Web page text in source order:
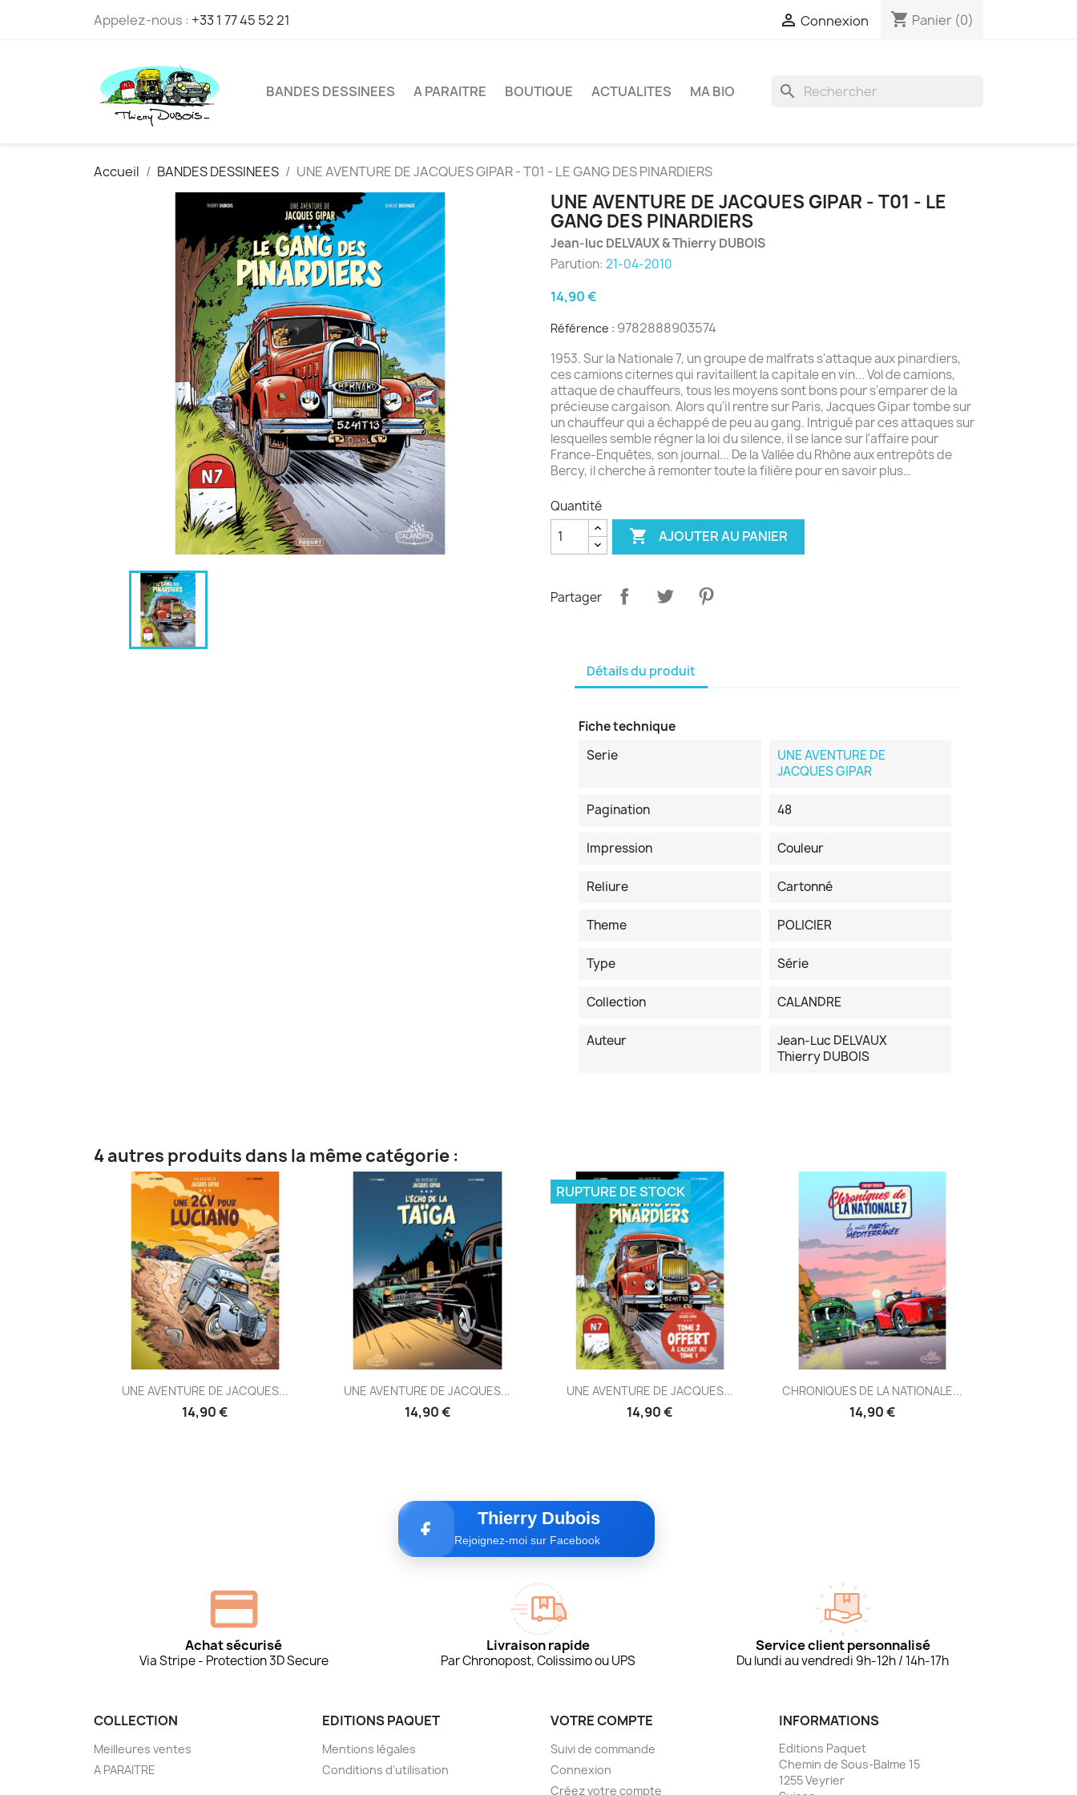
Appelez-nous : +33 1 77 45 52 21  Connexion shopping_cart Panier (0)
BANDES DESSINEES A PARAITRE BOUTIQUE ACTUALITES MA BIO search
Accueil BANDES DESSINEES UNE AVENTURE DE JACQUES GIPAR - T01 - LE GANG DES PINARDIERS
UNE AVENTURE DE JACQUES GIPAR - T01 - LE
GANG DES PINARDIERS
Jean-luc DELVAUX & Thierry DUBOIS
Parution: 21-04-2010
14,90 €
Référence : 9782888903574
1953. Sur la Nationale 7, un groupe de malfrats s'attaque aux pinardiers,
ces camions citernes qui ravitaillent la capitale en vin... Vol de camions,
attaque de chauffeurs, tous les moyens sont bons pour s'emparer de la
précieuse cargaison. Alors qu'il rentre sur Paris, Jacques Gipar tombe sur
un chauffeur qui a échappé de peu au gang. Intrigué par ces attaques sur
lesquelles semble régner la loi du silence, il se lance sur l'affaire pour
France-Enquêtes, son journal... De la Vallée du Rhône aux entrepôts de
Bercy, il cherche à remonter toute la filière pour en savoir plus…
Quantité
 AJOUTER AU PANIER
Partager
Détails du produit
Fiche technique
Serie
UNE AVENTURE DE
JACQUES GIPAR
Pagination 48
Impression Couleur
Reliure Cartonné
Theme POLICIER
Type Série
Collection CALANDRE
Auteur
Jean-Luc DELVAUX
Thierry DUBOIS
4 autres produits dans la même catégorie :
Aperçu rapide
UNE AVENTURE DE JACQUES...
14,90 €
Aperçu rapide
UNE AVENTURE DE JACQUES...
14,90 €
Aperçu rapide
UNE AVENTURE DE JACQUES...
14,90 €
RUPTURE DE STOCK
 Aperçu rapide
CHRONIQUES DE LA NATIONALE...
14,90 €
Thierry Dubois
Rejoignez-moi sur Facebook
Achat sécurisé
Via Stripe - Protection 3D Secure
Livraison rapide
Par Chronopost, Colissimo ou UPS
Service client personnalisé
Du lundi au vendredi 9h-12h / 14h-17h
COLLECTION
Meilleures ventes
A PARAITRE
EDITIONS PAQUET
Mentions légales
Conditions d'utilisation
VOTRE COMPTE
Suivi de commande
Connexion
Créez votre compte
INFORMATIONS
Editions Paquet
Chemin de Sous-Balme 15
1255 Veyrier